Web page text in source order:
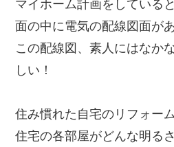
マイホーム計画をしている
面の中に電気の配線図面が
この配線図、素人にはなか
しい！
住み慣れた自宅のリフォー
住宅の各部屋がどんな明る